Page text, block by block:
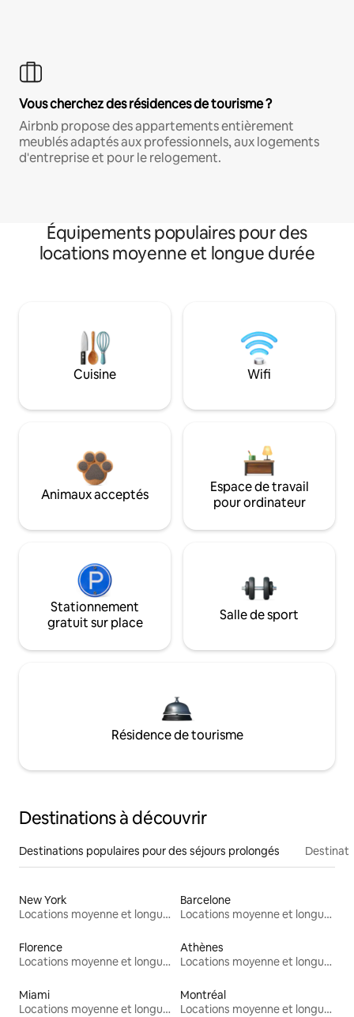
Vous cherchez des résidences de tourisme ?
Airbnb propose des appartements entièrement
meublés adaptés aux professionnels, aux logements
d'entreprise et pour le relogement.
Équipements populaires pour des
locations moyenne et longue durée
Cuisine Wifi
Animaux acceptés
Espace de travail
pour ordinateur
Stationnement
gratuit sur place
Salle de sport
Résidence de tourisme
Destinations à découvrir
Destinations populaires pour des séjours prolongés
New York
Locations moyenne et longue durée
Barcelone
Locations moyenne et longue durée
Florence
Locations moyenne et longue durée
Athènes
Locations moyenne et longue durée
Miami
Locations moyenne et longue durée
Montréal
Locations moyenne et longue durée